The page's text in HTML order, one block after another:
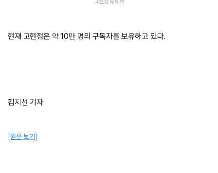
고현정 유튜브
현재 고현정은 약 10만 명의 구독자를 보유하고 있다.
김지선 기자
[원문 보기]